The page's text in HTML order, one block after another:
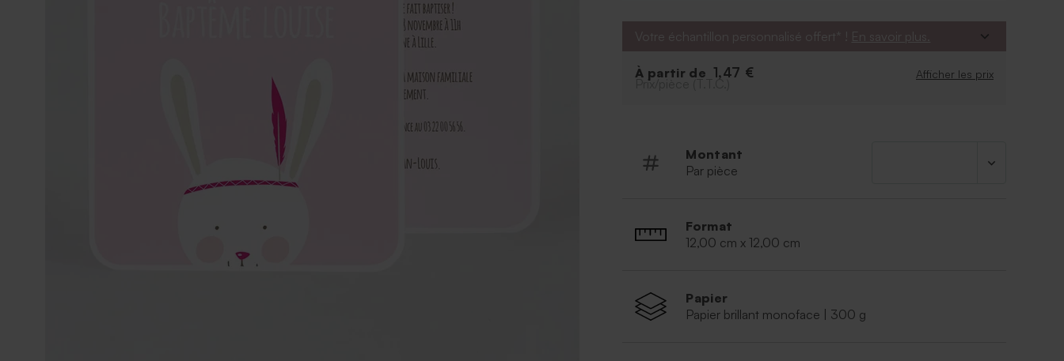
Votre échantillon personnalisé offert* ! En savoir plus.
À partir de 1,47 € Afficher les prix
Prix/pièce (T.T.C.)
Montant
Par pièce
Format
12,00 cm x 12,00 cm
Papier
Papier brillant monoface | 300 g